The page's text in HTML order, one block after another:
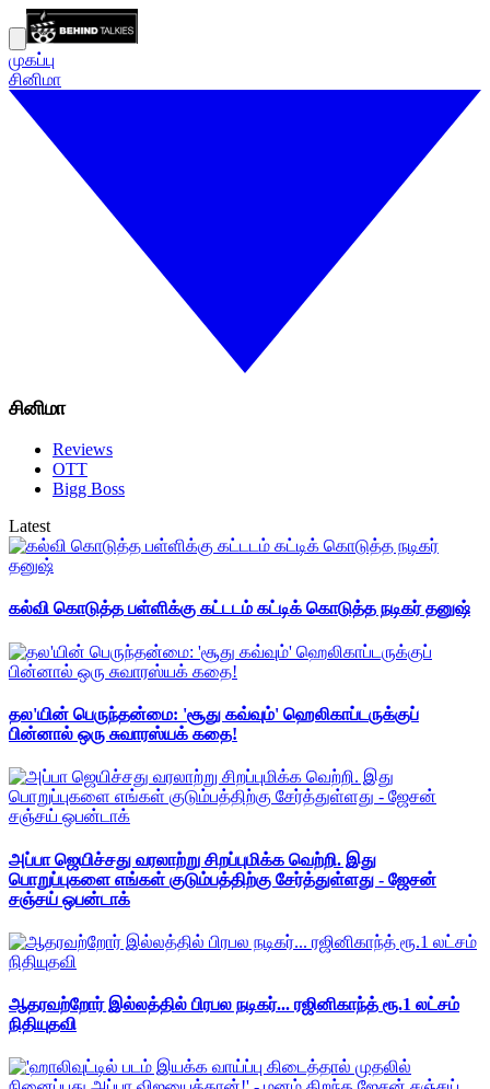
முகப்பு
சினிமா
சினிமா
Reviews
OTT
Bigg Boss
Latest
கல்வி கொடுத்த பள்ளிக்கு கட்டடம் கட்டிக் கொடுத்த நடிகர் தனுஷ்
தல'யின் பெருந்தன்மை: 'சூது கவ்வும்' ஹெலிகாப்டருக்குப்
பின்னால் ஒரு சுவாரஸ்யக் கதை!
அப்பா ஜெயிச்சது வரலாற்று சிறப்புமிக்க வெற்றி. இது
பொறுப்புகளை எங்கள் குடும்பத்திற்கு சேர்த்துள்ளது - ஜேசன்
சஞ்சய் ஒபன்டாக்
ஆதரவற்றோர் இல்லத்தில் பிரபல நடிகர்... ரஜினிகாந்த் ரூ.1 லட்சம்
நிதியுதவி